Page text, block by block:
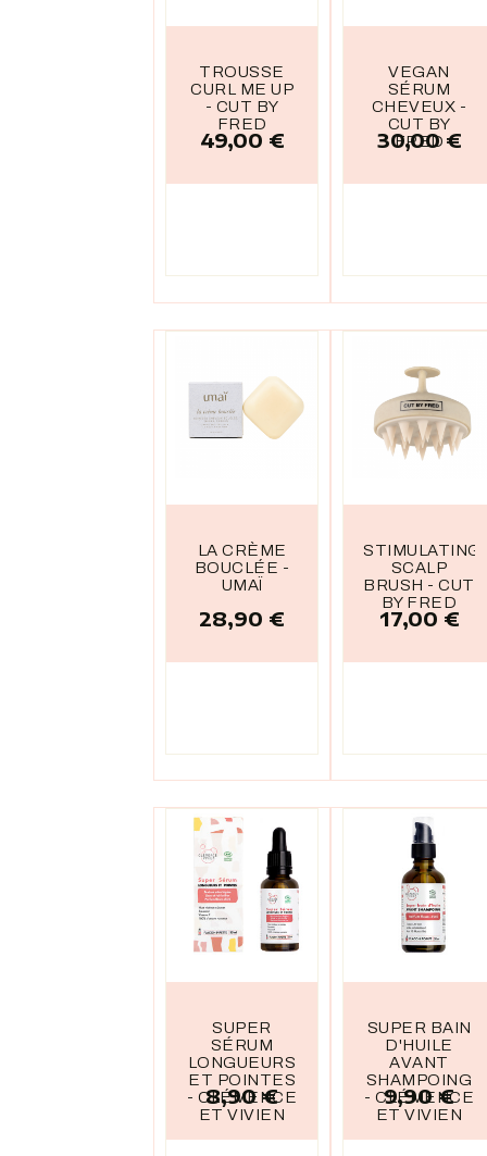
TROUSSE
CURL ME UP
- CUT BY
FRED
Prix
49,00 €
VEGAN
SÉRUM
CHEVEUX -
CUT BY
FRED
Prix
30,00 €
LA CRÈME
BOUCLÉE -
UMAÏ
Prix
28,90 €
STIMULATING
SCALP
BRUSH - CUT
BY FRED
Prix
17,00 €
SUPER
SÉRUM
LONGUEURS
ET POINTES
- CLÉMENCE
ET VIVIEN
Prix
8,90 €
SUPER BAIN
D'HUILE
AVANT
SHAMPOING
- CLÉMENCE
ET VIVIEN
Prix
9,90 €